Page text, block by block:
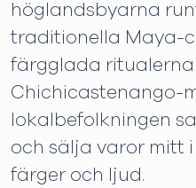
höglandsbyarna
traditionella Maya-
färgglada ritualerna
Chichicastenango-
lokalbefolkningen
och sälja varor mitt
färger och ljud.